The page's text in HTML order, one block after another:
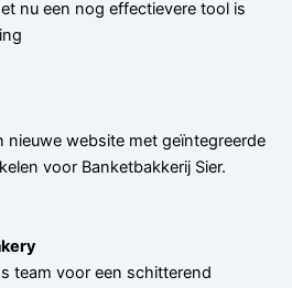
nu een nog effectievere tool is
nieuwe website met geïntegreerde
voor Banketbakkerij Sier.
team voor een schitterend